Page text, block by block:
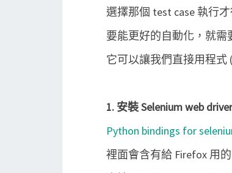
選擇那個 test case 執行
要能更好的自動化，就需
它可以讓我們直接用程式
1. 安裝 Selenium web
Python bindings for
裡面會含有給 Firefox 用